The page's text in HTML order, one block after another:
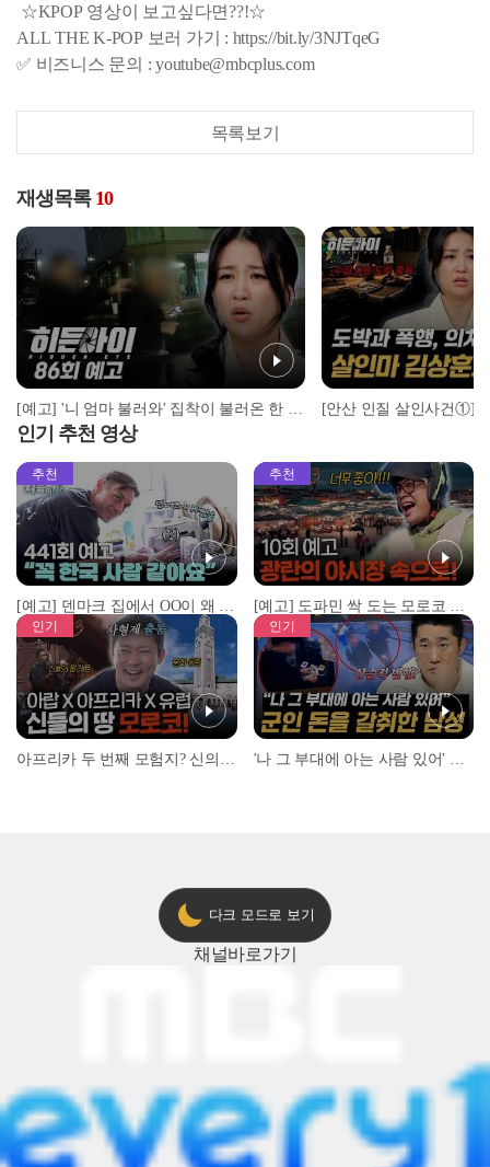
☆KPOP 영상이 보고싶다면??!☆
ALL THE K-POP 보러 가기 : https://bit.ly/3NJTqeG
✅ 비즈니스 문의 : youtube@mbcplus.com
목록보기
재생목록 10
[예고] '니 엄마 불러와' 집착이 불러온 한 가족의 비극
인기 추천 영상
추천
[예고] 덴마크 집에서 OO이 왜 나와...? 이상할 정도로 한국을 사랑하는 우리 형을 제보합니다!
추천
[예고] 도파민 싹 도는 모로코 야시장 투어!
인기 인기
다크 모드로 보기
채널바로가기